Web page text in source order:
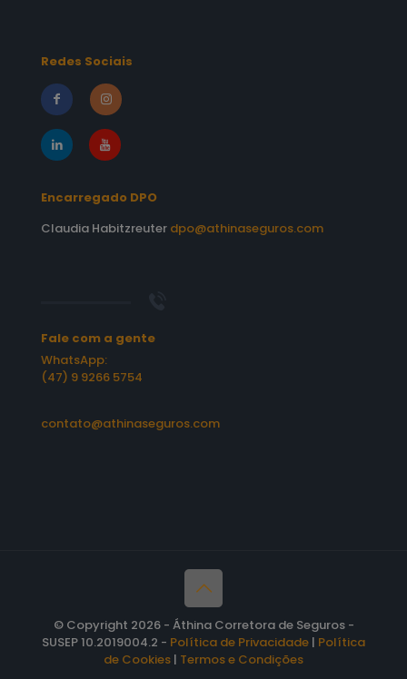
Redes Sociais
Encarregado DPO
Claudia Habitzreuter dpo@athinaseguros.com
Fale com a gente
WhatsApp:
(47) 9 9266 5754
contato@athinaseguros.com
© Copyright 2026 - Áthina Corretora de Seguros -
SUSEP 10.2019004.2 - Política de Privacidade | Política
de Cookies | Termos e Condições